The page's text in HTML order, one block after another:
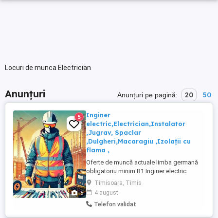
Locuri de munca Electrician
Anunțuri Anunțuri pe pagină: 20 50
5
5
Inginer
electric,Electrician,Instalator
,Jugrav, Spaclar
,Dulgheri,Macaragiu ,Izolații cu
flama ,
Oferte de muncă actuale limba germană
obligatoriu minim B1 Inginer electric
superior:21 euro pe oră
Electrician:17.27euro pe oră Ajutor
electrician:15.29euro pe oră
Instalator:17.27 euro pe oră Ajutor
Timisoara, Timis
4 august
Telefon validat